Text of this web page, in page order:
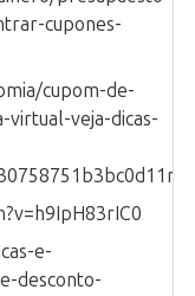
cupones-
cupom-de-
virtual-veja-dicas-
e-
desconto-